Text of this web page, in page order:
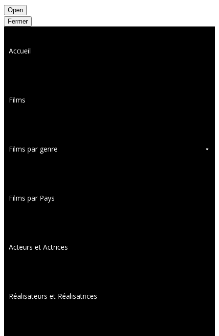
Open
Fermer
Accueil
Films
Films par genre
Films par Pays
Acteurs et Actrices
Réalisateurs et Réalisatrices